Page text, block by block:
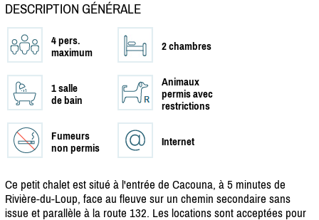
DESCRIPTION GÉNÉRALE
4 pers.
maximum
2 chambres
1 salle
de bain
Animaux
permis avec
restrictions
Fumeurs
non permis
Internet
Ce petit chalet est situé à l'entrée de Cacouna, à 5 minutes de
Rivière-du-Loup, face au fleuve sur un chemin secondaire sans
issue et parallèle à la route 132. Les locations sont acceptées pour